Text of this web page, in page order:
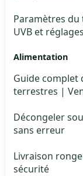
Paramètres
UVB et
Alimentation
Guide complet
terrestres |
Décongeler
sans erreur
Livraison
sécurité